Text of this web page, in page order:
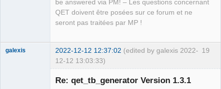
be answered via PM! – Les questions concernant
QET doivent être posées sur ce forum et ne
seront pas traitées par MP !
19
galexis 2022-12-12 12:37:02 (edited by galexis 2022-
12-12 13:03:33)
Re: qet_tb_generator Version 1.3.1